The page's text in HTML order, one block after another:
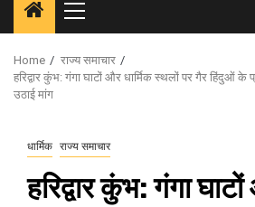
Primary
Menu
Home
राज्य समाचार
हरिद्वार कुंभ: गंगा घाटों और धार्मिक स्थलों पर गैर हिंदुओं
उठाई मांग
धार्मिक राज्य समाचार
हरिद्वार कुंभ: गंगा